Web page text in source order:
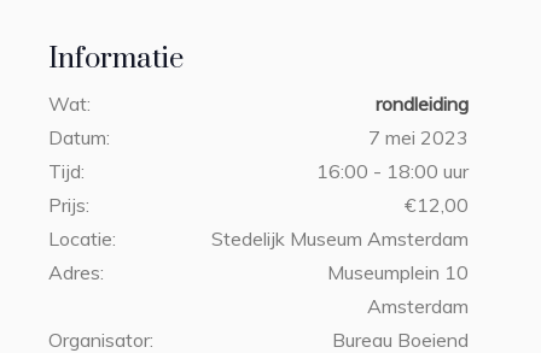
Informatie
Wat:
rondleiding
Datum:
7 mei 2023
Tijd:
16:00 - 18:00 uur
Prijs:
€12,00
Locatie:
Stedelijk Museum Amsterdam
Adres:
Museumplein 10
Amsterdam
Organisator:
Bureau Boeiend